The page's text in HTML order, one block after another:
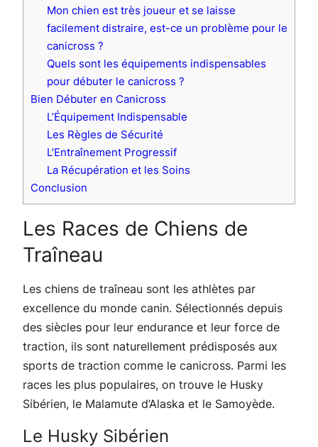
Mon chien est très joueur et se laisse
facilement distraire, est-ce un problème pour le
canicross ?
Quels sont les équipements indispensables
pour débuter le canicross ?
Bien Débuter en Canicross
L’Équipement Indispensable
Les Règles de Sécurité
L’Entraînement Progressif
La Récupération et les Soins
Conclusion
Les Races de Chiens de
Traîneau
Les chiens de traîneau sont les athlètes par
excellence du monde canin. Sélectionnés depuis
des siècles pour leur endurance et leur force de
traction, ils sont naturellement prédisposés aux
sports de traction comme le canicross. Parmi les
races les plus populaires, on trouve le Husky
Sibérien, le Malamute d’Alaska et le Samoyède.
Le Husky Sibérien